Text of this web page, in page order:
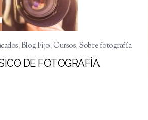
,Blog Fijo,Cursos,Sobre fotografía
DE FOTOGRAFÍA